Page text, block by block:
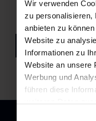
Wir verwenden
zu personalisieren,
anbieten zu
Website zu
Informationen zu
Website an unsere
Werbung und
führen diese
weiteren Daten
back to overview